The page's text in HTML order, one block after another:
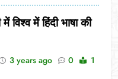
विश्व में हिंदी भाषा की
3 years ago 0
1